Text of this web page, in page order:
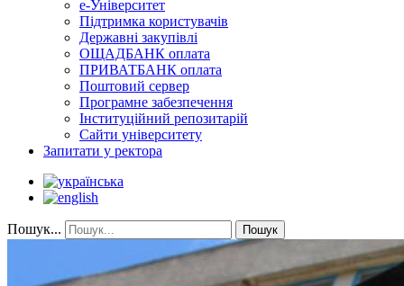
е-Університет
Підтримка користувачів
Державні закупівлі
ОЩАДБАНК оплата
ПРИВАТБАНК оплата
Поштовий сервер
Програмне забезпечення
Інституційний репозитарій
Сайти університету
Запитати у ректора
Пошук... Пошук